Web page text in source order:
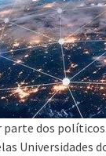
dos
Universidades